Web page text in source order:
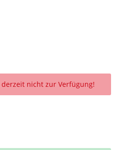
nicht zur Verfügung!